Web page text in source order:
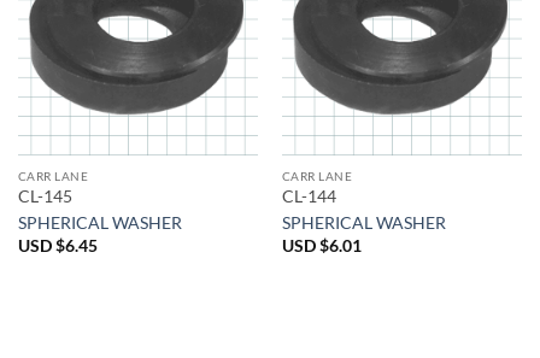
CARR LANE
CL-145
SPHERICAL WASHER
USD $6.45
CARR LANE
CL-144
SPHERICAL WASHER
USD $6.01